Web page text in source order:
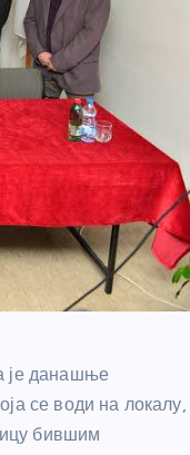
је данашње
се води на локалу,
бившим